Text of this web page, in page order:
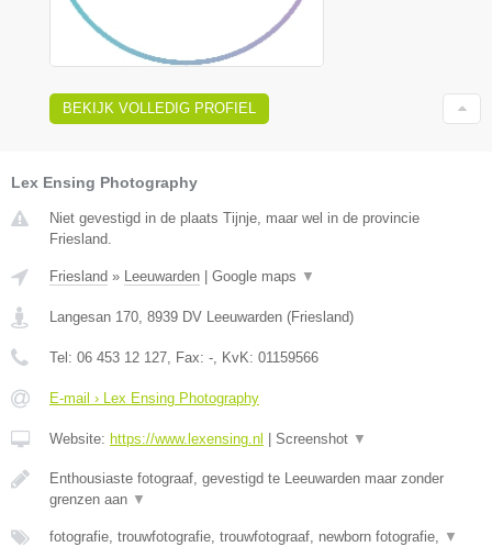
BEKIJK VOLLEDIG PROFIEL
Lex Ensing Photography
Niet gevestigd in de plaats Tijnje, maar wel in de provincie
Friesland.
Friesland » Leeuwarden | Google maps ▼
Langesan 170 8939 DV Leeuwarden (Friesland)
Tel: 06 453 12 127 , Fax: - , KvK: 01159566
E-mail › Lex Ensing Photography
Website: https://www.lexensing.nl | Screenshot ▼
Enthousiaste fotograaf, gevestigd te Leeuwarden maar zonder
grenzen aan ▼
fotografie, trouwfotografie, trouwfotograaf, newborn fotografie, ▼